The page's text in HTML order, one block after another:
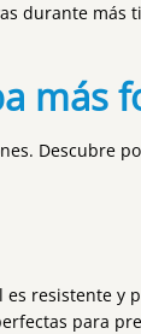
durante más
más
Descubre
es resistente y
para